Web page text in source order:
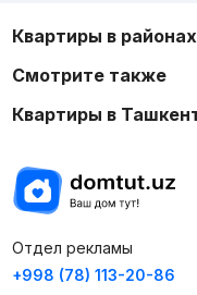
Квартиры в
Смотрите также
Квартиры в
Отдел рекламы
+998 (78) 113-20-86